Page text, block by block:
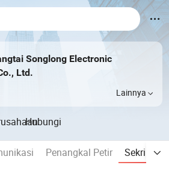
Songlong Electronic
Ltd.
Lainnya
Hubungi
Penangkal Petir Sekring